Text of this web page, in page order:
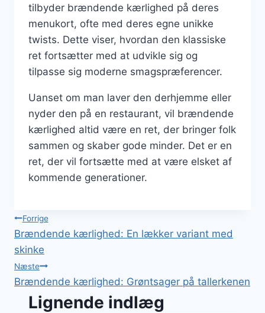
tilbyder brændende kærlighed på deres
menukort, ofte med deres egne unikke
twists. Dette viser, hvordan den klassiske
ret fortsætter med at udvikle sig og
tilpasse sig moderne smagspræferencer.
Uanset om man laver den derhjemme eller
nyder den på en restaurant, vil brændende
kærlighed altid være en ret, der bringer folk
sammen og skaber gode minder. Det er en
ret, der vil fortsætte med at være elsket af
kommende generationer.
Indlægsnavigation
Forrige
Brændende kærlighed: En lækker variant med
skinke
Næste
Brændende kærlighed: Grøntsager på tallerkenen
Lignende indlæg